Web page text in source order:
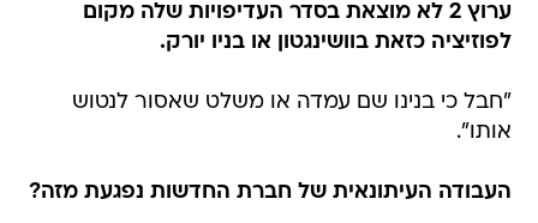
ערוץ 2 לא מוצאת בסדר העדיפויות שלה מקום
לפוזיציה כזאת בוושינגטון או בניו יורק.
"חבל כי בנינו שם עמדה או משלט שאסור לנטוש
אותו".
העבודה העיתונאית של חברת החדשות נפגעת מזה?